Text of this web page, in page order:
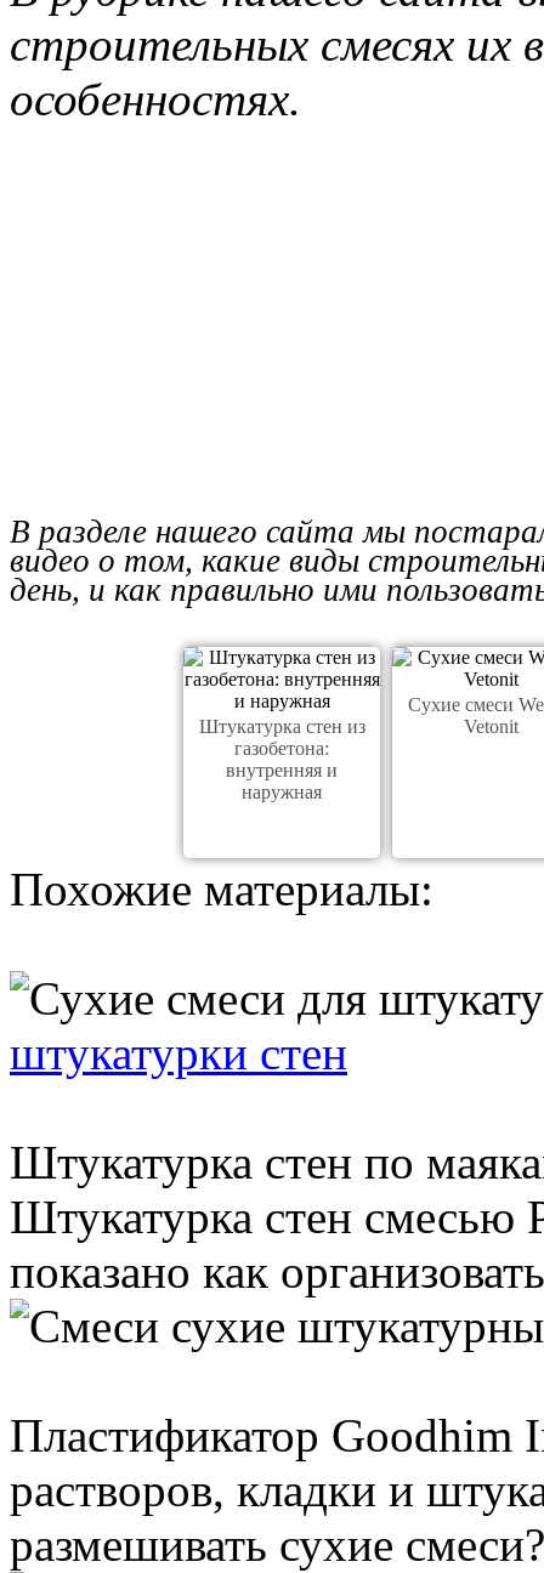
строительных смесях их
особенностях.
В разделе нашего сайта мы
видео о том, какие виды
день, и как правильно ими
Штукатурка стен из
газобетона:
внутренняя и
наружная
Сухие смеси
Vetonit
Похожие материалы:
штукатурки стен
Штукатурка стен по
Штукатурка стен смесью
показано как
Пластификатор Goodhim
растворов, кладки и
размешивать сухие